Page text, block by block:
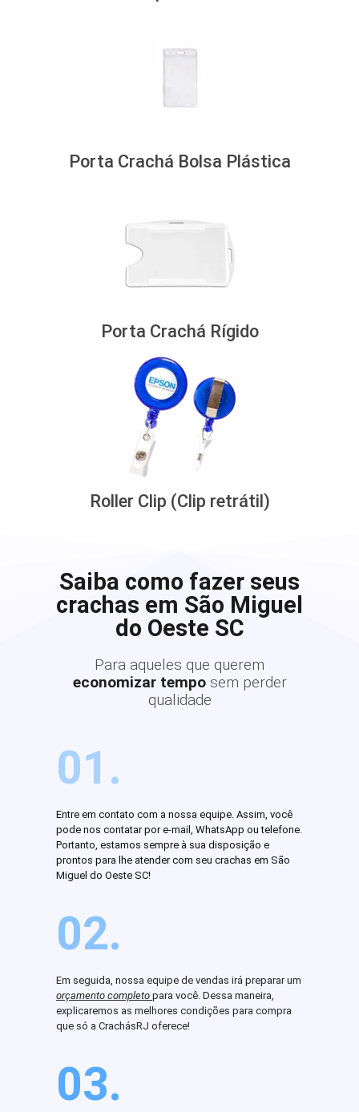
Porta Crachá Bolsa Plástica
Porta Crachá Rígido
Roller Clip (Clip retrátil)
Saiba como fazer seus
crachas em São Miguel
do Oeste SC
Para aqueles que querem
economizar tempo sem perder
qualidade
01.
Entre em contato com a nossa equipe. Assim, você
pode nos contatar por e-mail, WhatsApp ou telefone.
Portanto, estamos sempre à sua disposição e
prontos para lhe atender com seu crachas em São
Miguel do Oeste SC!
02.
Em seguida, nossa equipe de vendas irá preparar um
orçamento completo para você. Dessa maneira,
explicaremos as melhores condições para compra
que só a CrachásRJ oferece!
03.